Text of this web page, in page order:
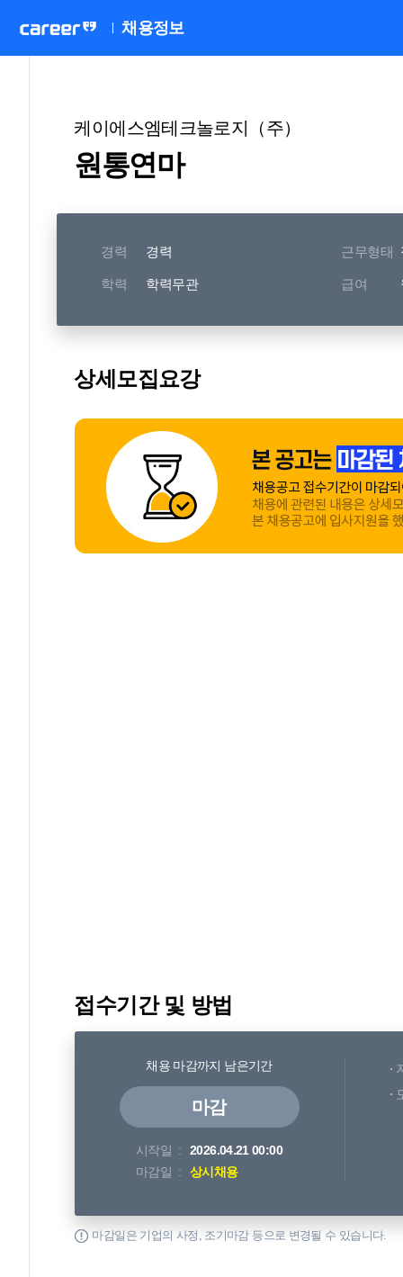
채용정보
케이에스엠테크놀로지（주）
원통연마
경력 경력 근무형태
학력 학력무관 급여
상세모집요강
접수기간 및 방법
채용 마감까지 남은기간
마감
시작일
2026.04.21 00:00
마감일
상시채용
마감일은 기업의 사정, 조기마감 등으로 변경될 수 있습니다.